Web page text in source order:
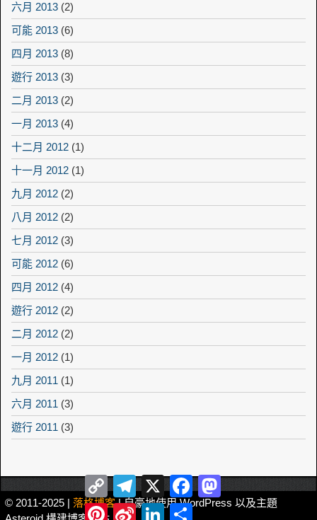
六月 2013 (2)
可能 2013 (6)
四月 2013 (8)
遊行 2013 (3)
二月 2013 (2)
一月 2013 (4)
十二月 2012 (1)
十一月 2012 (1)
九月 2012 (2)
八月 2012 (2)
七月 2012 (3)
可能 2012 (6)
四月 2012 (4)
遊行 2012 (2)
二月 2012 (2)
一月 2012 (1)
九月 2011 (1)
六月 2011 (3)
遊行 2011 (3)
© 2011-2025 | 落格博客| 自豪地使用 WordPress 以及主題
Copy
Link
Telegram
X FacebookMastodon
Pinterest
Sina
LinkedInShare